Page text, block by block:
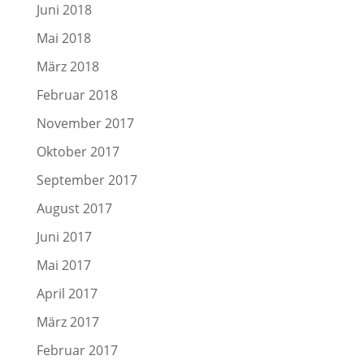
Juni 2018
Mai 2018
März 2018
Februar 2018
November 2017
Oktober 2017
September 2017
August 2017
Juni 2017
Mai 2017
April 2017
März 2017
Februar 2017